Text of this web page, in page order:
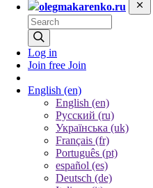
olegmakarenko.ru
Log in
Join free Join
English (en)
English (en)
Русский (ru)
Українська (uk)
Français (fr)
Português (pt)
español (es)
Deutsch (de)